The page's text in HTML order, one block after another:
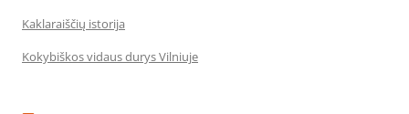
Kaklaraiščių istorija
Kokybiškos vidaus durys Vilniuje